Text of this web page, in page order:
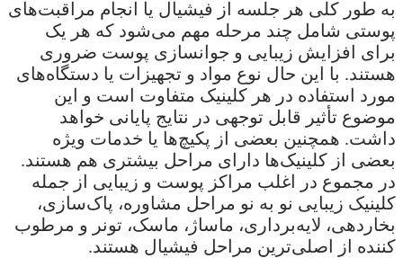
به طور کلی هر جلسه از فیشیال یا انجام مراقبت‌های
پوستی شامل چند مرحله مهم می‌شود که هر یک
برای افزایش زیبایی و جوانسازی پوست ضروری
هستند. با این حال نوع مواد و تجهیزات یا دستگاه‌های
مورد استفاده در هر کلینیک متفاوت است و این
موضوع تأثیر قابل توجهی در نتایج پایانی خواهد
داشت. همچنین بعضی از پکیچ‌ها یا خدمات ویژه
بعضی از کلینیک‌ها دارای مراحل بیشتری هم هستند.
در مجموع در اغلب مراکز پوست و زیبایی از جمله
کلینیک زیبایی نو به نو مراحل مشاوره، پاک‌سازی،
بخاردهی، لایه‌برداری، ماساژ، ماسک، تونر و مرطوب
کننده از اصلی‌ترین مراحل فیشیال هستند.